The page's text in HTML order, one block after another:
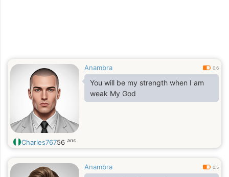
Anambra 0.6
You will be my strength when I am
weak My God
Charles76756 ans
Anambra 0.5